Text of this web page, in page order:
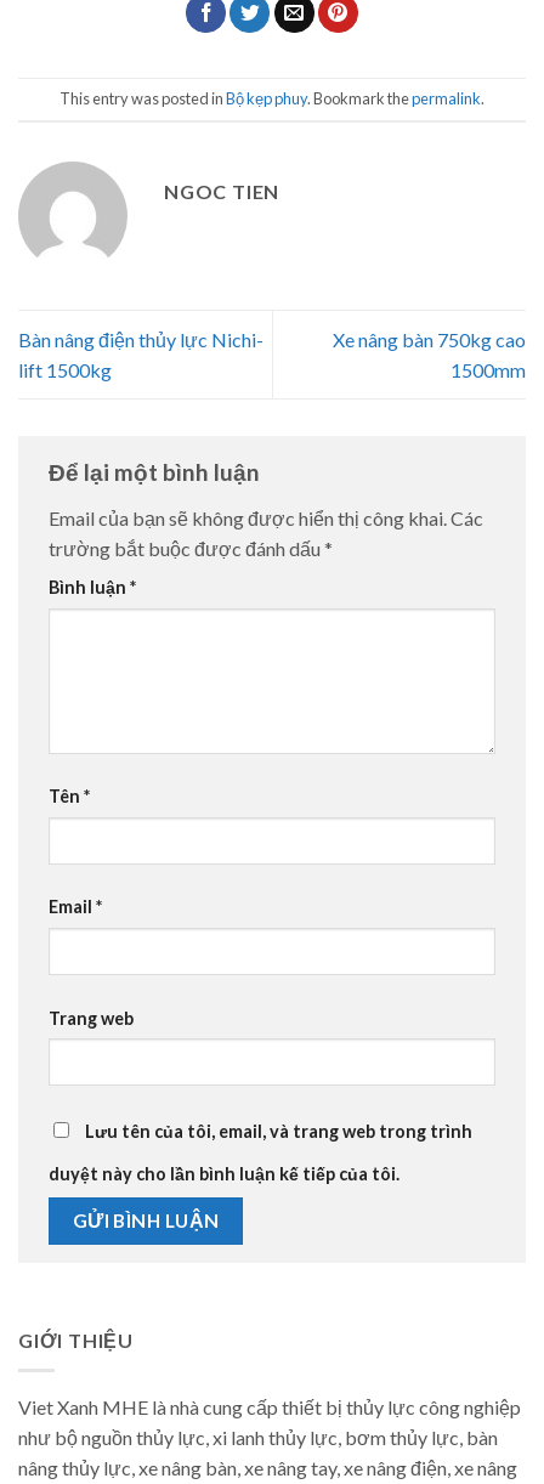
This entry was posted inBộ kẹp phuy. Bookmark thepermalink.
NGOC TIEN
Bàn nâng điện thủy lực Nichi-
lift 1500kg
Xe nâng bàn 750kg cao
1500mm
Để lại một bình luận
Email của bạn sẽ không được hiển thị công khai.Các
trường bắt buộc được đánh dấu *
Bình luận *
Tên *
Email *
Trang web
Lưu tên của tôi, email, và trang web trong trình
duyệt này cho lần bình luận kế tiếp của tôi.
GIỚI THIỆU
Viet Xanh MHE là nhà cung cấp thiết bị thủy lực công nghiệp
như bộ nguồn thủy lực, xi lanh thủy lực, bơm thủy lực, bàn
nâng thủy lực, xe nâng bàn, xe nâng tay, xe nâng điện, xe nâng